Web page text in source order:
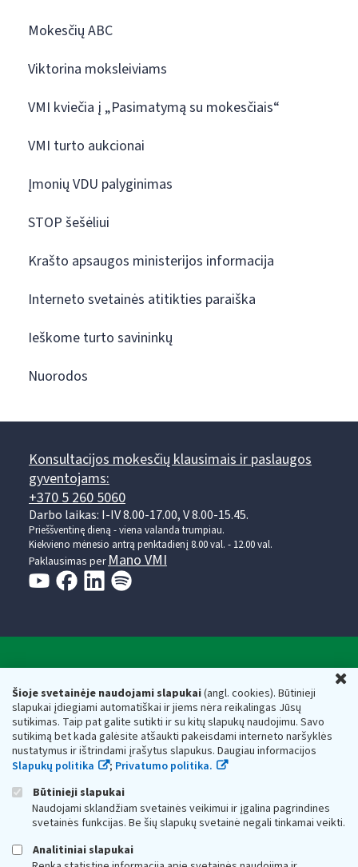
Šioje svetainėje naudojami slapukai(angl. cookies). Būtinieji
slapukai įdiegiami automatiškai ir jiems nėra reikalingas Jūsų
sutikimas. Taip pat galite sutikti ir su kitų slapukų naudojimu. Savo
sutikimą bet kada galėsite atšaukti pakeisdami interneto naršyklės
nustatymus ir ištrindami įrašytus slapukus. Daugiau informacijos
Slapukų politika
; Privatumo politika.
Būtinieji slapukai
Naudojami sklandžiam svetainės veikimui ir įgalina pagrindines
svetainės funkcijas. Be šių slapukų svetainė negali tinkamai veikti.
Analitiniai slapukai
Mokesčių ABC
Viktorina moksleiviams
VMI kviečia į „Pasimatymą su mokesčiais“
VMI turto aukcionai
Įmonių VDU palyginimas
STOP šešėliui
Krašto apsaugos ministerijos informacija
Interneto svetainės atitikties paraiška
Ieškome turto savininkų
Nuorodos
Konsultacijos mokesčių klausimais ir paslaugos
gyventojams:
+370 5 260 5060
Darbo laikas: I-IV 8.00-17.00, V 8.00-15.45.
Prieššventinę dieną - viena valanda trumpiau.
Kiekvieno mėnesio antrą penktadienį 8.00 val. - 12.00 val.
Paklausimas per Mano VMI
Respublikos finansų ministerijos
Biudžetinė įstaiga. Juridinio asmens kodas — 188659752,
adresas: Vasario 16-osios g. 14, 01107 Vilnius, Lietuva, el.paštas:
vmi@vmi.lt, E. pristatymo dėžutės adresas 188659752
Duomenys apie Valstybinę mokesčių inspekciją prie Lietuvos
Respublikos finansų ministerijos kaupiami ir saugomi Juridinių